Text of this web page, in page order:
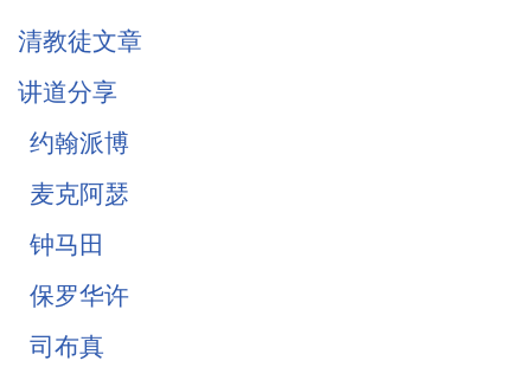
基督徒的珍宝-知足
《柔和谦卑》合集
战胜罪恶的惧怕
清教徒文章
讲道分享
约翰派博
麦克阿瑟
钟马田
保罗华许
司布真